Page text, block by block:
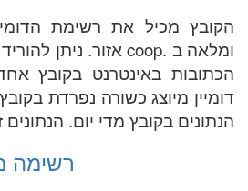
הקובץ מכיל את רשימת
הכתובות באינטרנט בקובץ
דומיין מיוצג כשורה נפרדת
הנתונים בקובץ מדי יום.
רשימה